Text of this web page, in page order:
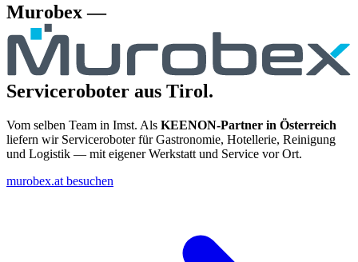
Murobex —
Serviceroboter aus Tirol.
Vom selben Team in Imst. Als KEENON-Partner in Österreich
liefern wir Serviceroboter für Gastronomie, Hotellerie, Reinigung
und Logistik — mit eigener Werkstatt und Service vor Ort.
murobex.at besuchen